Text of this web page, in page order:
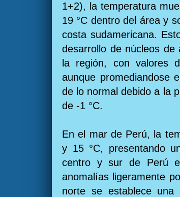
1+2), la temperatura
19 °C dentro del área y
costa sudamericana.
desarrollo de núcleos de
la región, con valores
aunque promediandose
de lo normal debido a la
de -1 °C.
En el mar de Perú, la
y 15 °C, presentando
centro y sur de Perú
anomalías ligeramente
norte se establece una